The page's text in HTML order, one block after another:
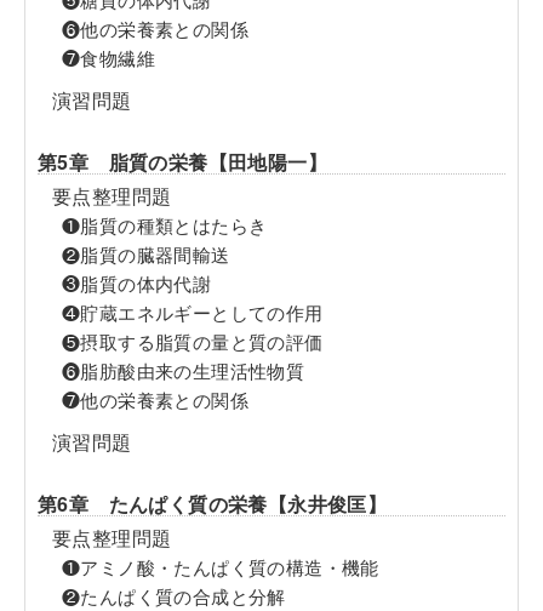
❻他の栄養素との関係
❼食物繊維
演習問題
第5章 脂質の栄養【田地陽一】
要点整理問題
❶脂質の種類とはたらき
❷脂質の臓器間輸送
❸脂質の体内代謝
❹貯蔵エネルギーとしての作用
❺摂取する脂質の量と質の評価
❻脂肪酸由来の生理活性物質
❼他の栄養素との関係
演習問題
第6章 たんぱく質の栄養【永井俊匡】
要点整理問題
❶アミノ酸・たんぱく質の構造・機能
❷たんぱく質の合成と分解